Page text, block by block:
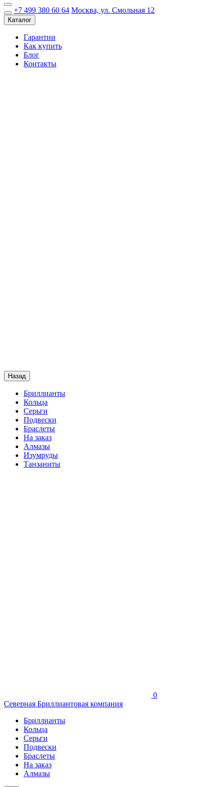
+7 499 380 60 64 Москва, ул. Смольная 12
Каталог
Гарантии
Как купить
Блог
Контакты
Назад
Бриллианты
Кольца
Серьги
Подвески
Браслеты
На заказ
Алмазы
Изумруды
Танзаниты
0
Северная Бриллиантовая компания
Бриллианты
Кольца
Серьги
Подвески
Браслеты
На заказ
Алмазы